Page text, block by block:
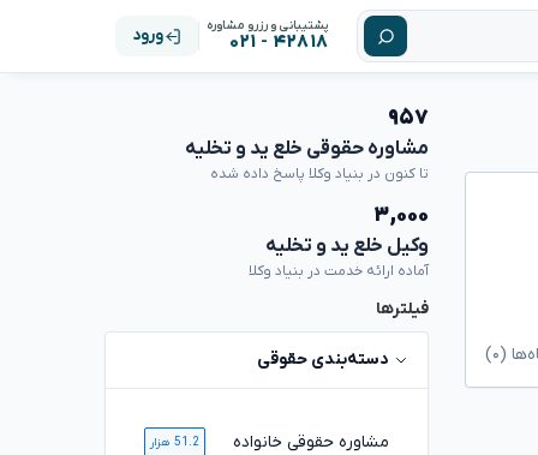
پشتیبانی و رزرو مشاوره
۴۲۸۱۸ - ۰۲۱ ورود
(۰)
۹۵۷
مشاوره حقوقی خلع ید و تخلیه
تا کنون در بنیاد وکلا پاسخ داده شده
۳,۰۰۰
وکیل خلع ید و تخلیه
آماده ارائه خدمت در بنیاد وکلا
فیلترها
دسته‌بندی حقوقی
مشاوره حقوقی خانواده 51.2 هزار